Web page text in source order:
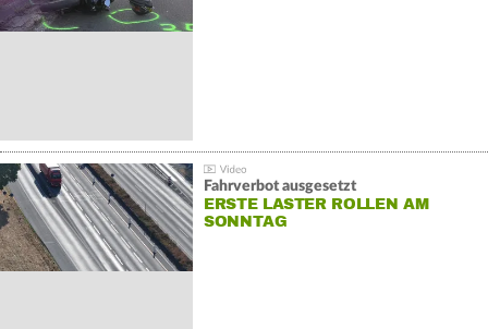
Fahrverbot ausgesetzt
ERSTE LASTER ROLLEN AM
SONNTAG